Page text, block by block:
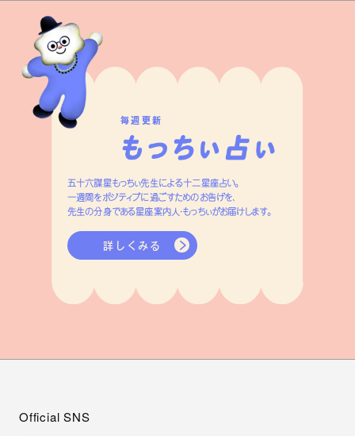
毎週更新
五十六謀星もっちぃ先生による十二星座占い。
一週間をポジティブに過ごすためのお告げを、
先生の分身である星座案内人・もっちぃがお届けします。
詳しくみる
Official SNS